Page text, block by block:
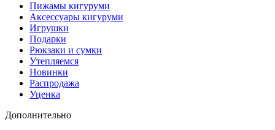
Пижамы кигуруми
Аксессуары кигуруми
Игрушки
Подарки
Рюкзаки и сумки
Утепляемся
Новинки
Распродажа
Уценка
Дополнительно